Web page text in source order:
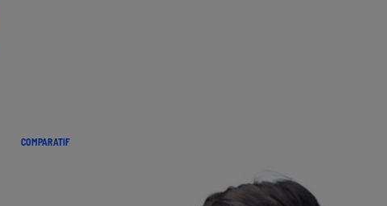
COMPARATIF